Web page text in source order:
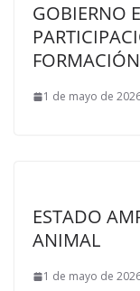
GOBIERNO
1 de mayo de
ESTADO
ANIMAL
1 de mayo de